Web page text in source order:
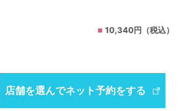
10,340円（税込）
店舗を選んでネット予約をする